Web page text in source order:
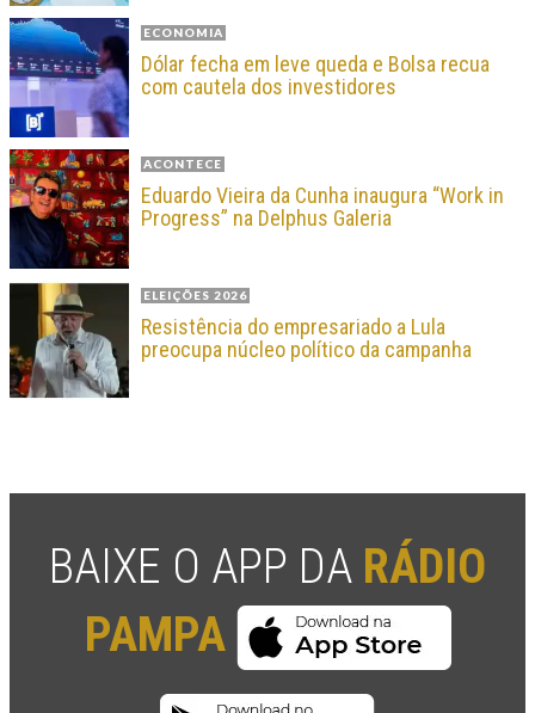
ECONOMIA
Dólar fecha em leve queda e Bolsa recua
com cautela dos investidores
ACONTECE
Eduardo Vieira da Cunha inaugura “Work in
Progress” na Delphus Galeria
ELEIÇÕES 2026
Resistência do empresariado a Lula
preocupa núcleo político da campanha
BAIXE O APP DA RÁDIO
PAMPA